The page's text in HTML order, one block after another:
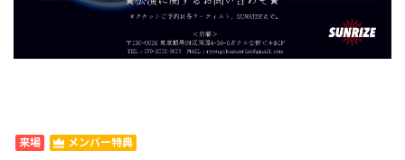
来場 メンバー特典